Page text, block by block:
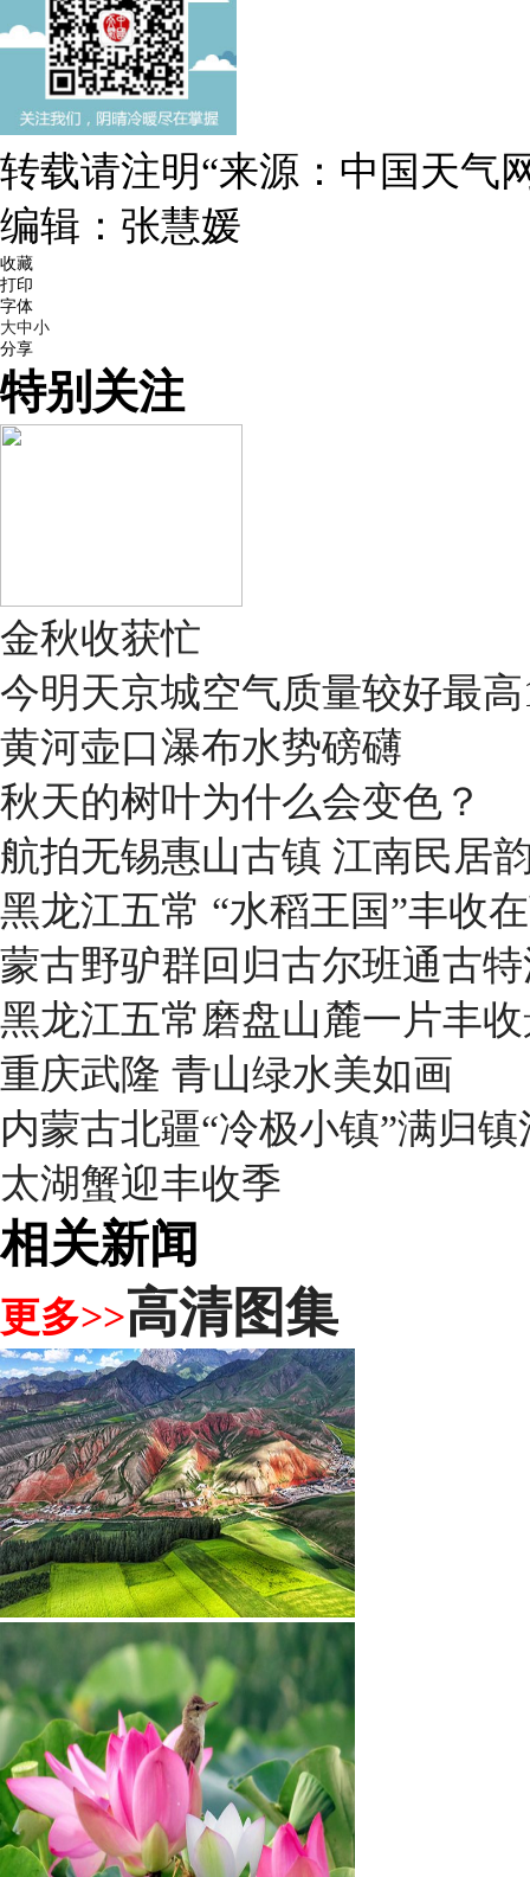
转载请注明“来源：中国天气
编辑：张慧媛
收藏
打印
字体
大中小
分享
特别关注
金秋收获忙
今明天京城空气质量较好最
黄河壶口瀑布水势磅礴
秋天的树叶为什么会变色？
航拍无锡惠山古镇 江南民居
黑龙江五常 “水稻王国”丰收
蒙古野驴群回归古尔班通古
黑龙江五常磨盘山麓一片丰
重庆武隆 青山绿水美如画
内蒙古北疆“冷极小镇”满归
太湖蟹迎丰收季
相关新闻
更多>>高清图集